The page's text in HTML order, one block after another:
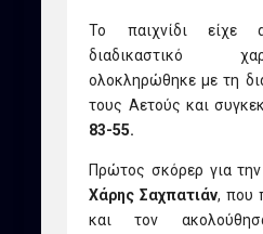
Το παιχνίδι είχε
διαδικαστικό
ολοκληρώθηκε με τη
τους Αετούς και
83-55.
Πρώτος σκόρερ για
Χάρης Σαχπατιάν, που
και τον